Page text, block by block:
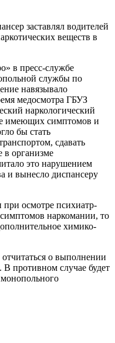
заставлял водителей
веществ в
в пресс-службе
службы по
навязывало
медосмотра ГБУЗ
наркологический
имеющих симптомов и
бы стать
сдавать
в организме
это нарушением
и вынесло диспансеру
осмотре психиатр-
наркомании, то
химико-
о выполнении
В противном случае будет